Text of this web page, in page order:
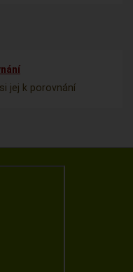
jej k porovnání